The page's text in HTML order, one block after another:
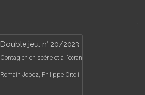
Double jeu, n° 20/2023
Contagion en scène et à l'écran
Romain Jobez, Philippe Ortoli